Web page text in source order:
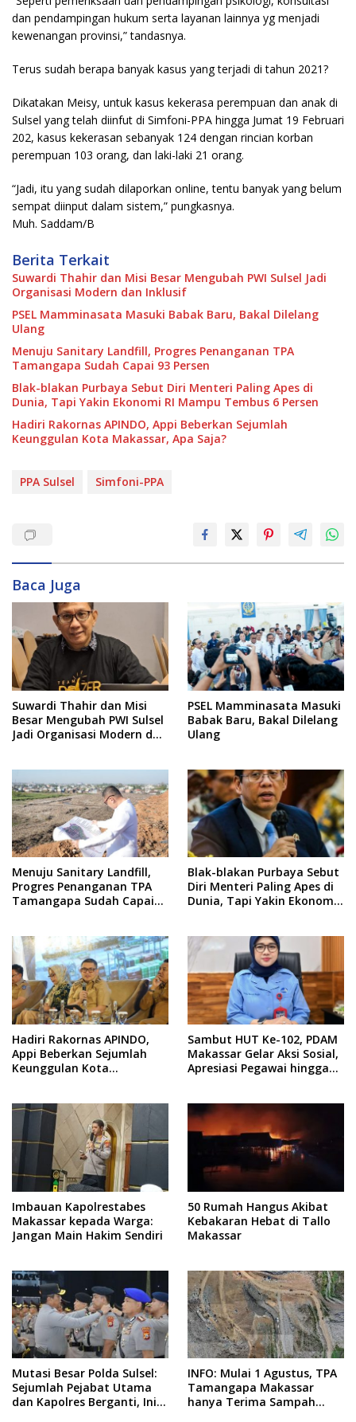
dan pendampingan hukum serta layanan lainnya yg menjadi
kewenangan provinsi,” tandasnya.
Terus sudah berapa banyak kasus yang terjadi di tahun 2021?
Dikatakan Meisy, untuk kasus kekerasa perempuan dan anak di
Sulsel yang telah diinfut di Simfoni-PPA hingga Jumat 19 Februari
202, kasus kekerasan sebanyak 124 dengan rincian korban
perempuan 103 orang, dan laki-laki 21 orang.
“Jadi, itu yang sudah dilaporkan online, tentu banyak yang belum
sempat diinput dalam sistem,” pungkasnya.
Muh. Saddam/B
Berita Terkait
Suwardi Thahir dan Misi Besar Mengubah PWI Sulsel Jadi
Organisasi Modern dan Inklusif
PSEL Mamminasata Masuki Babak Baru, Bakal Dilelang
Ulang
Menuju Sanitary Landfill, Progres Penanganan TPA
Tamangapa Sudah Capai 93 Persen
Blak-blakan Purbaya Sebut Diri Menteri Paling Apes di
Dunia, Tapi Yakin Ekonomi RI Mampu Tembus 6 Persen
Hadiri Rakornas APINDO, Appi Beberkan Sejumlah
Keunggulan Kota Makassar, Apa Saja?
PPA Sulsel Simfoni-PPA
Baca Juga
Suwardi Thahir dan Misi
Besar Mengubah PWI Sulsel
Jadi Organisasi Modern dan
PSEL Mamminasata Masuki
Babak Baru, Bakal Dilelang
Ulang
Menuju Sanitary Landfill,
Progres Penanganan TPA
Tamangapa Sudah Capai
Blak-blakan Purbaya Sebut
Diri Menteri Paling Apes di
Dunia, Tapi Yakin Ekonomi
Hadiri Rakornas APINDO,
Appi Beberkan Sejumlah
Keunggulan Kota
Sambut HUT Ke-102, PDAM
Makassar Gelar Aksi Sosial,
Apresiasi Pegawai hingga
Imbauan Kapolrestabes
Makassar kepada Warga:
Jangan Main Hakim Sendiri
50 Rumah Hangus Akibat
Kebakaran Hebat di Tallo
Makassar
Mutasi Besar Polda Sulsel:
Sejumlah Pejabat Utama
dan Kapolres Berganti, Ini
INFO: Mulai 1 Agustus, TPA
Tamangapa Makassar
hanya Terima Sampah